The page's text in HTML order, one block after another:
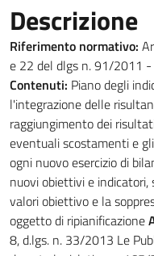
Descrizione
Riferimento normativo:
e 22 del dlgs n. 91/2011
Contenuti: Piano degli
l'integrazione delle
raggiungimento dei
eventuali scostamenti e
ogni nuovo esercizio di
nuovi obiettivi e
valori obiettivo e la
oggetto di ripianificazione
8, d.lgs. n. 33/2013 Le